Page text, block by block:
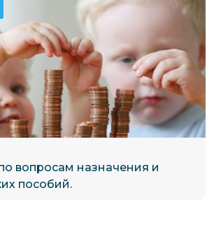
вопросам назначения и
пособий.